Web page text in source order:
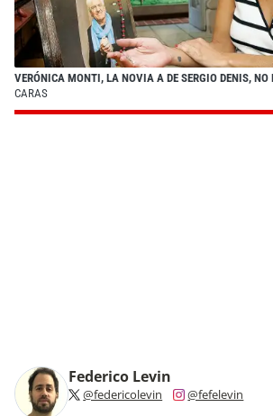
VERÓNICA MONTI, LA NOVIA A DE SERGIO DENIS,
CARAS
Federico Levin
@federicolevin @fefelevin